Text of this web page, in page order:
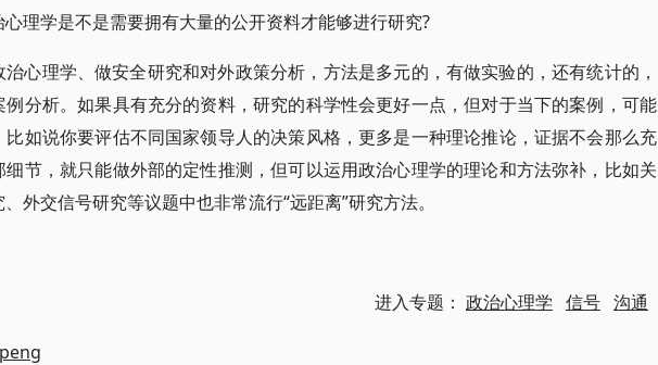
理学是不是需要拥有大量的公开资料才能够进行研究?
心理学、做安全研究和对外政策分析，方法是多元的，有做实验的，还有统计的，
分析。如果具有充分的资料，研究的科学性会更好一点，但对于当下的案例，可能
如说你要评估不同国家领导人的决策风格，更多是一种理论推论，证据不会那么充
细节，就只能做外部的定性推测，但可以运用政治心理学的理论和方法弥补，比如关
外交信号研究等议题中也非常流行“远距离”研究方法。
进入专题： 政治心理学 信号 沟通